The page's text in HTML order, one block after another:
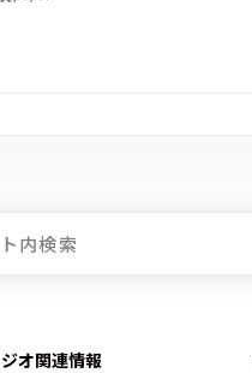
オ関連情報